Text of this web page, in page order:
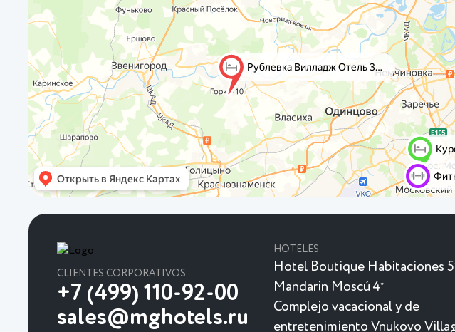
CLIENTES CORPORATIVOS
+7 (499) 110-92-00
sales@mghotels.ru
HOTELES
Hotel Boutique Habitaciones 5
Mandarin Moscú 4★
Complejo vacacional y de
entretenimiento Vnukovo